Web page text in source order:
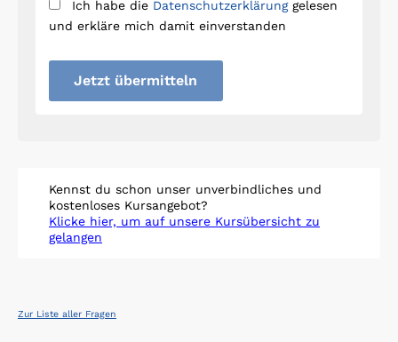
Ich habe die Datenschutzerklärunggelesen
und erkläre mich damit einverstanden
Jetzt übermitteln
Kennst du schon unser unverbindliches und
kostenloses Kursangebot?
Klicke hier, um auf unsere Kursübersicht zu
gelangen
Zur Liste aller Fragen